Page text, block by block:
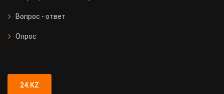
Вопрос - ответ
Опрос
24.KZ